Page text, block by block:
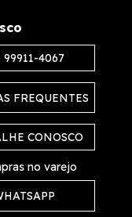
99911-4067
FREQUENTES
CONOSCO
no varejo